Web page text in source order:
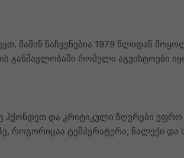
მაშინ ნაჩვენებია 1979 წლიდან
განმავლობაში რომელი აგვისტოები
ჰქონდეთ და კრიტიკული ზღვრები
როგორიცაა ტემპერატურა, ნალექი და